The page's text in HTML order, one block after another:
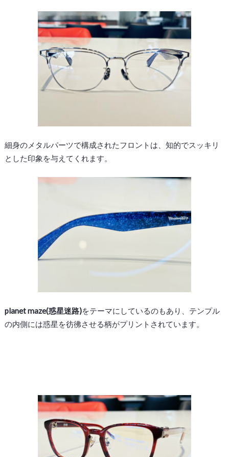
細身のメタルパーツで構成されたフロントは、知的でスッキリ
とした印象を与えてくれます。
planet maze(惑星迷路)をテーマにしているのもあり、テンプル
の内側には惑星を彷彿させる柄がプリントされています。